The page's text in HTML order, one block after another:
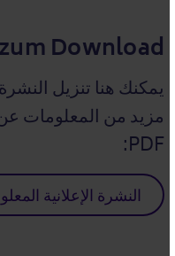
Download
يمكنك هنا تنزيل
مزيد من المعلومات
PDF:
النشرة الإعلانية